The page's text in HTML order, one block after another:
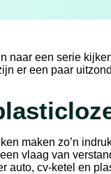
naar een serie
er een paar
maken zo’n
vlaag van
auto, cv-ketel en